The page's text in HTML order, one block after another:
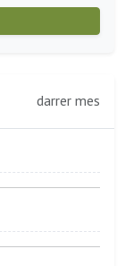
darrer mes